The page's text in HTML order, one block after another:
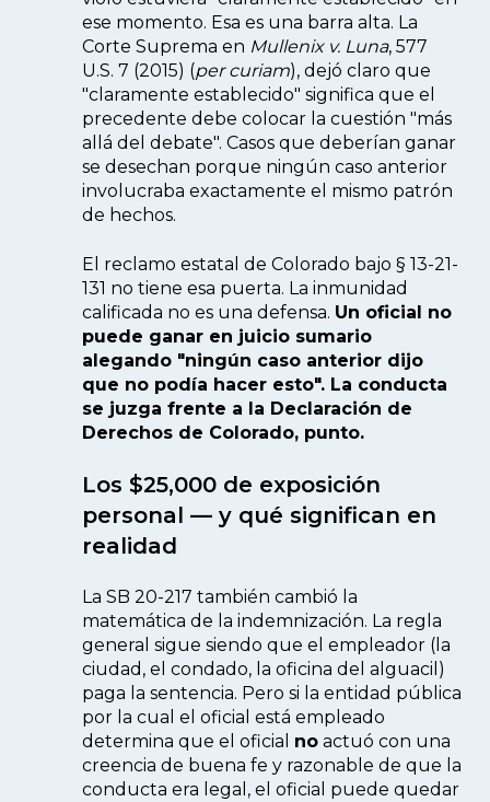
ese momento. Esa es una barra alta. La
Corte Suprema en Mullenix v. Luna, 577
U.S. 7 (2015) (per curiam), dejó claro que
"claramente establecido" significa que el
precedente debe colocar la cuestión "más
allá del debate". Casos que deberían ganar
se desechan porque ningún caso anterior
involucraba exactamente el mismo patrón
de hechos.
El reclamo estatal de Colorado bajo § 13-21-
131 no tiene esa puerta. La inmunidad
calificada no es una defensa. Un oficial no
puede ganar en juicio sumario
alegando "ningún caso anterior dijo
que no podía hacer esto". La conducta
se juzga frente a la Declaración de
Derechos de Colorado, punto.
Los $25,000 de exposición
personal — y qué significan en
realidad
La SB 20-217 también cambió la
matemática de la indemnización. La regla
general sigue siendo que el empleador (la
ciudad, el condado, la oficina del alguacil)
paga la sentencia. Pero si la entidad pública
por la cual el oficial está empleado
determina que el oficial no actuó con una
creencia de buena fe y razonable de que la
conducta era legal, el oficial puede quedar